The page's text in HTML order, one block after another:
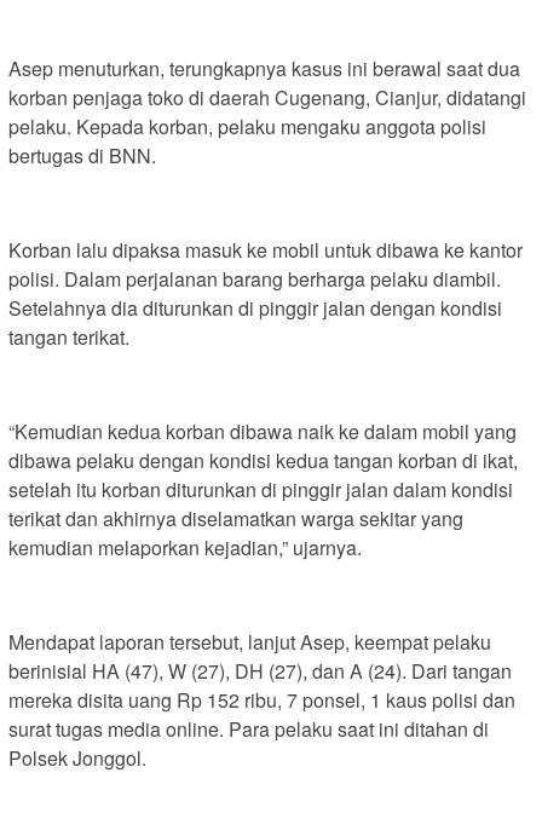
Asep menuturkan, terungkapnya kasus ini berawal saat dua
korban penjaga toko di daerah Cugenang, Cianjur, didatangi
pelaku. Kepada korban, pelaku mengaku anggota polisi
bertugas di BNN.
Korban lalu dipaksa masuk ke mobil untuk dibawa ke kantor
polisi. Dalam perjalanan barang berharga pelaku diambil.
Setelahnya dia diturunkan di pinggir jalan dengan kondisi
tangan terikat.
“Kemudian kedua korban dibawa naik ke dalam mobil yang
dibawa pelaku dengan kondisi kedua tangan korban di ikat,
setelah itu korban diturunkan di pinggir jalan dalam kondisi
terikat dan akhirnya diselamatkan warga sekitar yang
kemudian melaporkan kejadian,” ujarnya.
Mendapat laporan tersebut, lanjut Asep, keempat pelaku
berinisial HA (47), W (27), DH (27), dan A (24). Dari tangan
mereka disita uang Rp 152 ribu, 7 ponsel, 1 kaus polisi dan
surat tugas media online. Para pelaku saat ini ditahan di
Polsek Jonggol.